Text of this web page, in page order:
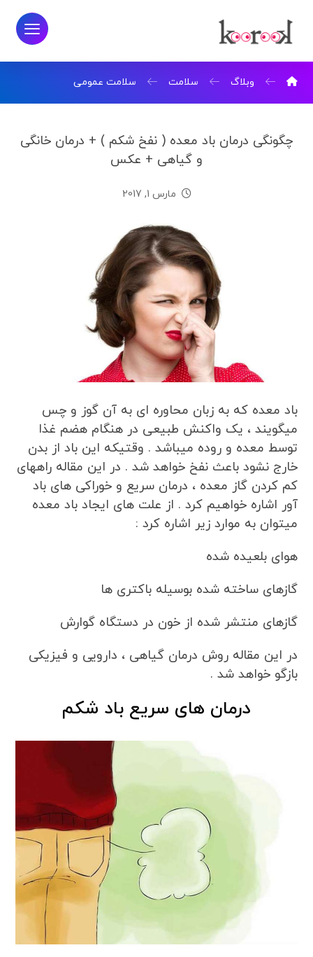
وبلاگ سلامت سلامت عمومی
چگونگی درمان باد معده ( نفخ شکم ) + درمان خانگی
و گیاهی + عکس
مارس 1, 2017
باد معده که به زبان محاوره ای به آن گوز و چس
میگویند ، یک واکنش طبیعی در هنگام هضم غذا
توسط معده و روده میباشد . وقتیکه این باد از بدن
خارج نشود باعث نفخ خواهد شد . در این مقاله راههای
کم کردن گاز معده ، درمان سریع و خوراکی های باد
آور اشاره خواهیم کرد . از علت های ایجاد باد معده
میتوان به موارد زیر اشاره کرد :
هوای بلعیده شده
گازهای ساخته شده بوسیله باکتری ها
گازهای منتشر شده از خون در دستگاه گوارش
در این مقاله روش درمان گیاهی ، دارویی و فیزیکی
بازگو خواهد شد .
درمان های سریع باد شکم